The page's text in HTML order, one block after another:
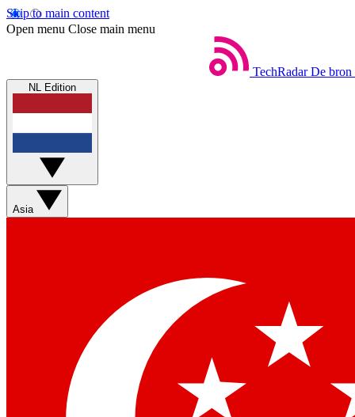
Skip to main content
Open menu Close main menu
TechRadar De bron
NL Edition
Asia